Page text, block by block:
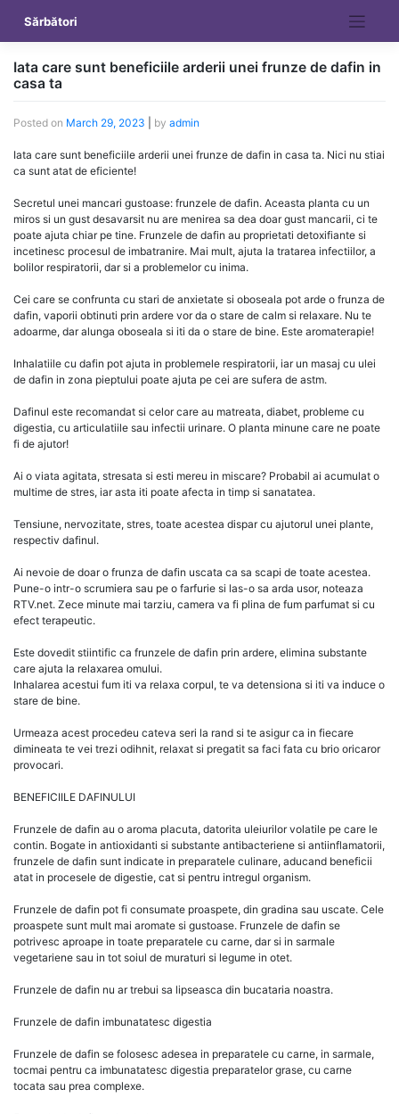
content
Sărbători
Iata care sunt beneficiile arderii unei frunze de dafin in
casa ta
Posted on March 29, 2023 by admin
Iata care sunt beneficiile arderii unei frunze de dafin in casa ta. Nici nu stiai
ca sunt atat de eficiente!
Secretul unei mancari gustoase: frunzele de dafin. Aceasta planta cu un
miros si un gust desavarsit nu are menirea sa dea doar gust mancarii, ci te
poate ajuta chiar pe tine. Frunzele de dafin au proprietati detoxifiante si
incetinesc procesul de imbatranire. Mai mult, ajuta la tratarea infectiilor, a
bolilor respiratorii, dar si a problemelor cu inima.
Cei care se confrunta cu stari de anxietate si oboseala pot arde o frunza de
dafin, vaporii obtinuti prin ardere vor da o stare de calm si relaxare. Nu te
adoarme, dar alunga oboseala si iti da o stare de bine. Este aromaterapie!
Inhalatiile cu dafin pot ajuta in problemele respiratorii, iar un masaj cu ulei
de dafin in zona pieptului poate ajuta pe cei are sufera de astm.
Dafinul este recomandat si celor care au matreata, diabet, probleme cu
digestia, cu articulatiile sau infectii urinare. O planta minune care ne poate
fi de ajutor!
Ai o viata agitata, stresata si esti mereu in miscare? Probabil ai acumulat o
multime de stres, iar asta iti poate afecta in timp si sanatatea.
Tensiune, nervozitate, stres, toate acestea dispar cu ajutorul unei plante,
respectiv dafinul.
Ai nevoie de doar o frunza de dafin uscata ca sa scapi de toate acestea.
Pune-o intr-o scrumiera sau pe o farfurie si las-o sa arda usor, noteaza
RTV.net. Zece minute mai tarziu, camera va fi plina de fum parfumat si cu
efect terapeutic.
Este dovedit stiintific ca frunzele de dafin prin ardere, elimina substante
care ajuta la relaxarea omului.
Inhalarea acestui fum iti va relaxa corpul, te va detensiona si iti va induce o
stare de bine.
Urmeaza acest procedeu cateva seri la rand si te asigur ca in fiecare
dimineata te vei trezi odihnit, relaxat si pregatit sa faci fata cu brio oricaror
provocari.
BENEFICIILE DAFINULUI
Frunzele de dafin au o aroma placuta, datorita uleiurilor volatile pe care le
contin. Bogate in antioxidanti si substante antibacteriene si antiinflamatorii,
frunzele de dafin sunt indicate in preparatele culinare, aducand beneficii
atat in procesele de digestie, cat si pentru intregul organism.
Frunzele de dafin pot fi consumate proaspete, din gradina sau uscate. Cele
proaspete sunt mult mai aromate si gustoase. Frunzele de dafin se
potrivesc aproape in toate preparatele cu carne, dar si in sarmale
vegetariene sau in tot soiul de muraturi si legume in otet.
Frunzele de dafin nu ar trebui sa lipseasca din bucataria noastra.
Frunzele de dafin imbunatatesc digestia
Frunzele de dafin se folosesc adesea in preparatele cu carne, in sarmale,
tocmai pentru ca imbunatatesc digestia preparatelor grase, cu carne
tocata sau prea complexe.